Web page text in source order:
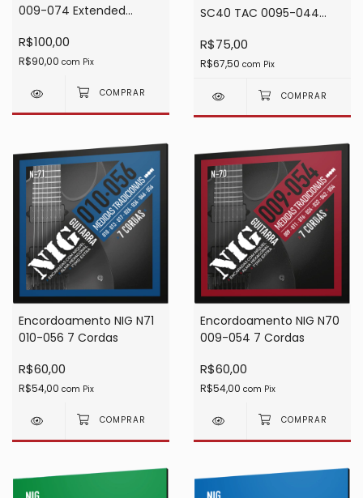
009-074 Extended
R$100,00
R$90,00 com Pix
SC40 TAC 0095-044
SIGNATURE)
R$75,00
R$67,50 com Pix
Encordoamento NIG N71
010-056 7 Cordas
R$60,00
R$54,00 com Pix
Encordoamento NIG N70
009-054 7 Cordas
R$60,00
R$54,00 com Pix